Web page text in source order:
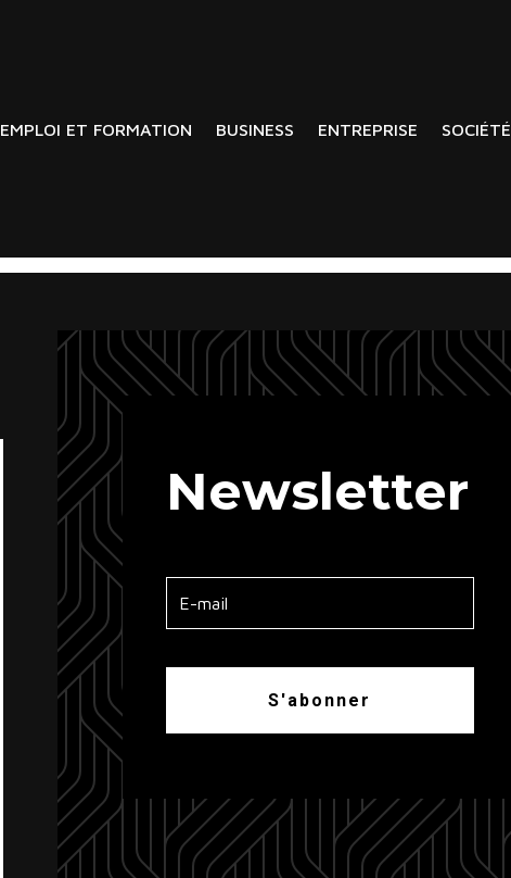
EMPLOI ET FORMATION BUSINESS ENTREPRISE SOCIÉTÉ
Newsletter
S'abonner